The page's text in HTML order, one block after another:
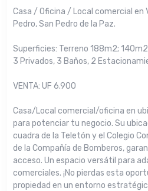
Casa / Oficina / Local comercial en
Pedro, San Pedro de la Paz.
Superficies: Terreno 188m2;
3 Privados, 3 Baños, 2
VENTA: UF 6.900
Casa/Local comercial/oficina en
para potenciar tu negocio. Su
cuadra de la Teletón y el Colegio
de la Compañía de Bomberos,
acceso. Un espacio versátil para
comerciales. ¡No pierdas esta
propiedad en un entorno